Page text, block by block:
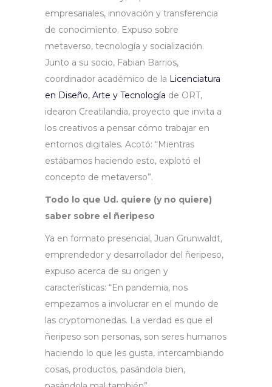
empresariales, innovación y transferencia
de conocimiento. Expuso sobre
metaverso, tecnología y socialización.
Junto a su socio, Fabian Barrios,
coordinador académico de la Licenciatura
en Diseño, Arte y Tecnología de ORT,
idearon Creatilandia, proyecto que invita a
los creativos a pensar cómo trabajar en
entornos digitales. Acotó: “Mientras
estábamos haciendo esto, explotó el
concepto de metaverso”.
Todo lo que Ud. quiere (y no quiere)
saber sobre el ñeripeso
Ya en formato presencial, Juan Grunwaldt,
emprendedor y desarrollador del ñeripeso,
expuso acerca de su origen y
características: “En pandemia, nos
empezamos a involucrar en el mundo de
las cryptomonedas. La verdad es que el
ñeripeso son personas, son seres humanos
haciendo lo que les gusta, intercambiando
cosas, productos, pasándola bien,